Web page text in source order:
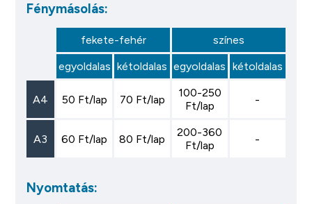
Fénymásolás:
fekete-fehér
színes
egyoldalas kétoldalas egyoldalas kétoldalas
A4 50 Ft/lap 70 Ft/lap
100-250
Ft/lap
-
A3 60 Ft/lap 80 Ft/lap
200-360
Ft/lap
-
Nyomtatás: